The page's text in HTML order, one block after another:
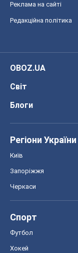
Реклама на сайті
Редакційна політика
OBOZ.UA
Світ
Блоги
Регіони України
Київ
Запоріжжя
Черкаси
Спорт
Футбол
Хокей